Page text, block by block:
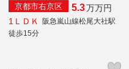
京都市右京区 5.3万万円
1ＬＤＫ
阪急嵐山線松尾大社駅
徒歩15分